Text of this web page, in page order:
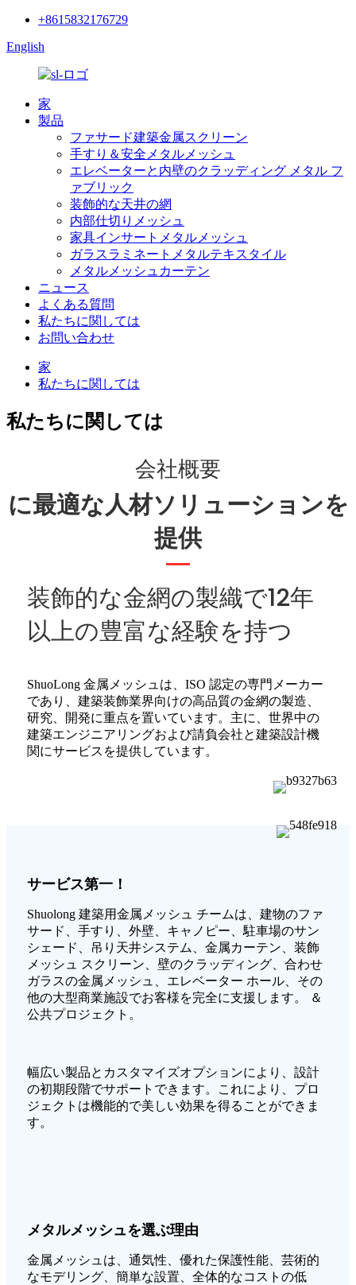
+8615832176729
English
家
製品
ファサード建築金属スクリーン
手すり＆安全メタルメッシュ
エレベーターと内壁のクラッディング メタル フ
ァブリック
装飾的な天井の網
内部仕切りメッシュ
家具インサートメタルメッシュ
ガラスラミネートメタルテキスタイル
メタルメッシュカーテン
ニュース
よくある質問
私たちに関しては
お問い合わせ
家
私たちに関しては
私たちに関しては
会社概要
に最適な人材ソリューションを
提供
装飾的な金網の製織で12年
以上の豊富な経験を持つ
ShuoLong 金属メッシュは、ISO 認定の専門メーカー
であり、建築装飾業界向けの高品質の金網の製造、
研究、開発に重点を置いています。主に、世界中の
建築エンジニアリングおよび請負会社と建築設計機
関にサービスを提供しています。
サービス第一！
Shuolong 建築用金属メッシュ チームは、建物のファ
サード、手すり、外壁、キャノピー、駐車場のサン
シェード、吊り天井システム、金属カーテン、装飾
メッシュ スクリーン、壁のクラッディング、合わせ
ガラスの金属メッシュ、エレベーター ホール、その
他の大型商業施設でお客様を完全に支援します。 ＆
公共プロジェクト。
幅広い製品とカスタマイズオプションにより、設計
の初期段階でサポートできます。これにより、プロ
ジェクトは機能的で美しい効果を得ることができま
す。
メタルメッシュを選ぶ理由
金属メッシュは、通気性、優れた保護性能、芸術的
なモデリング、簡単な設置、全体的なコストの低